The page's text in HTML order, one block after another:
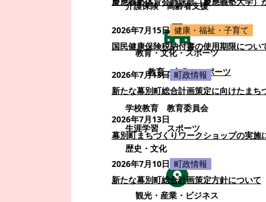
介護保険・高齢者支援
教育・文化・スポーツ
教育・文化・スポーツ
学校教育
教育委員会
生涯学習
スポーツ
歴史・文化
観光・産業・ビジネス
2026年7月15日 健康・福祉・子育て
国民健康保険税納付書の使用期限につい
2026年7月13日 町政情報
新たな幕別町総合計画策定に向けたまち
2026年7月13日
幕別町まちづくりワークショップの実施
2026年7月10日 町政情報
新たな幕別町総合計画策定方針について